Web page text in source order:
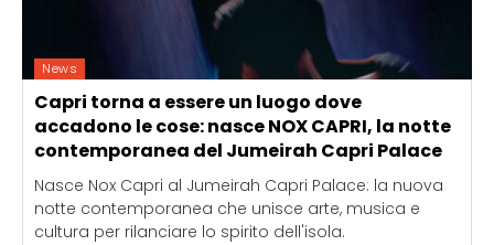
News
Capri torna a essere un luogo dove
accadono le cose: nasce NOX CAPRI, la notte
contemporanea del Jumeirah Capri Palace
Nasce Nox Capri al Jumeirah Capri Palace: la nuova
notte contemporanea che unisce arte, musica e
cultura per rilanciare lo spirito dell'isola.